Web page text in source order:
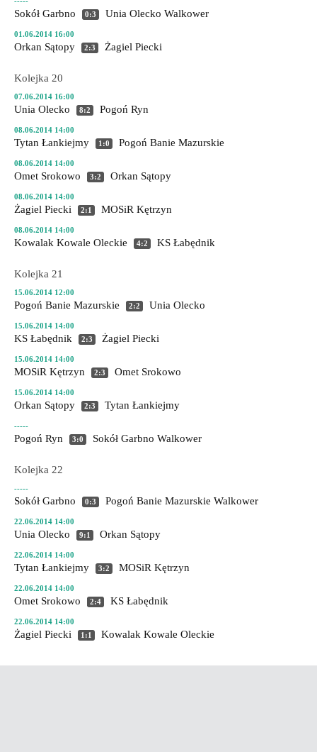
Sokół Garbno 0:3 Unia Olecko Walkower
01.06.2014 16:00
Orkan Sątopy 2:3 Żagiel Piecki
Kolejka 20
07.06.2014 16:00
Unia Olecko 8:2 Pogoń Ryn
08.06.2014 14:00
Tytan Łankiejmy 1:0 Pogoń Banie Mazurskie
08.06.2014 14:00
Omet Srokowo 3:2 Orkan Sątopy
08.06.2014 14:00
Żagiel Piecki 2:1 MOSiR Kętrzyn
08.06.2014 14:00
Kowalak Kowale Oleckie 4:2 KS Łabędnik
Kolejka 21
15.06.2014 12:00
Pogoń Banie Mazurskie 2:2 Unia Olecko
15.06.2014 14:00
KS Łabędnik 2:3 Żagiel Piecki
15.06.2014 14:00
MOSiR Kętrzyn 2:3 Omet Srokowo
15.06.2014 14:00
Orkan Sątopy 2:3 Tytan Łankiejmy
-----
Pogoń Ryn 3:0 Sokół Garbno Walkower
Kolejka 22
-----
Sokół Garbno 0:3 Pogoń Banie Mazurskie Walkower
22.06.2014 14:00
Unia Olecko 9:1 Orkan Sątopy
22.06.2014 14:00
Tytan Łankiejmy 3:2 MOSiR Kętrzyn
22.06.2014 14:00
Omet Srokowo 2:4 KS Łabędnik
22.06.2014 14:00
Żagiel Piecki 1:1 Kowalak Kowale Oleckie